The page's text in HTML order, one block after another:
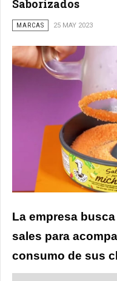
Saborizados
MARCAS 25 MAY 2023
La empresa
sales para
consumo de sus